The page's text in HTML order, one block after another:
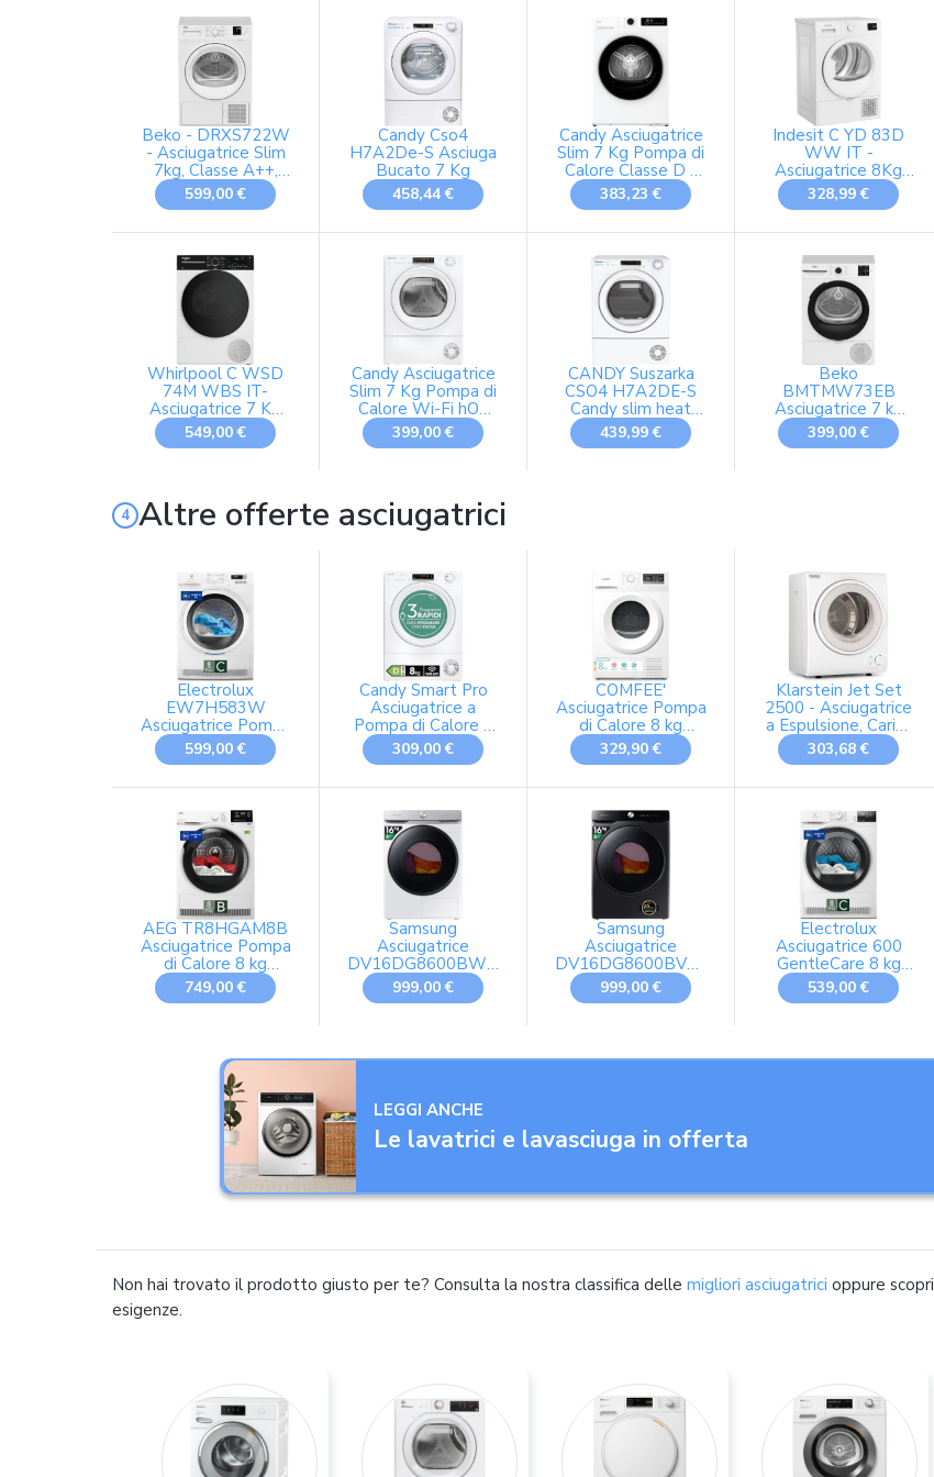
60P cm
AQ387U1-IT
Beko - DRXS722W
- Asciugatrice Slim
7kg, Classe A++,
linea estetica Basic,
Display Digit, oblò
Partenza ritardata
0-24h, Dimensioni
84,7x59,7x50,8cm
599,00 €
Candy Cso4
H7A2De-S Asciuga
Bucato 7 Kg
458,44 €
Candy Asciugatrice
Slim 7 Kg Pompa di
Calore Classe D -
GDS 7N2B-S
383,23 €
Indesit C YD 83D
WW IT -
Asciugatrice 8Kg
Slim A Pompa di
Calore, Libera
Veloce, Cotone Eco.
84,6 x 59,8 x 54,5
cm
328,99 €
Whirlpool C WSD
74M WBS IT-
Asciugatrice 7 Kg
Slim A Pompa Di
Calore
549,00 €
Candy Asciugatrice
Slim 7 Kg Pompa di
Calore Wi-Fi hOn
Classe E, 48 cm,
Woolmark CRO4
399,00 €
CANDY Suszarka
CSO4 H7A2DE-S
Candy slim heat
pump
439,99 €
Beko
BMTMW73EB
Asciugatrice 7 kg
Slim classe D
399,00 €
Altre offerte asciugatrici
Electrolux
EW7H583W
Asciugatrice Pompa
di Calore 8 kg
3DSense Serie 700
599,00 €
Candy Smart Pro
Asciugatrice a
Pompa di Calore 8
Kg, Classe D,
Bianco
309,00 €
COMFEE'
Asciugatrice Pompa
di Calore 8 kg
Asciugatura 35'
EcoDry
329,90 €
Klarstein Jet Set
2500 - Asciugatrice
a Espulsione, Carica
Frontale, 850 W,
Libera
Riscaldamento
PTC, Calore fino a
60 C, Timer 20-200
min, Bianca
303,68 €
AEG TR8HGAM8B
Asciugatrice Pompa
di Calore 8 kg
AbsoluteCare Serie
8000
749,00 €
Samsung
Asciugatrice
DV16DG8600BW/U3,
16 kg, Pompa di
Calore, Wifi, AI Dry,
999,00 €
Samsung
Asciugatrice
DV16DG8600BVU3,
16 kg, Pompa di
Calore, Wifi, AI Dry,
999,00 €
Electrolux
Asciugatrice 600
GentleCare 8 kg
EW6HA28G,
Tecnologia
539,00 €
LEGGI ANCHE
Le lavatrici e lavasciuga in offerta
Non hai trovato il prodotto giusto per te? Consulta la nostra classifica delle migliori asciugatrici oppure scopri
esigenze.